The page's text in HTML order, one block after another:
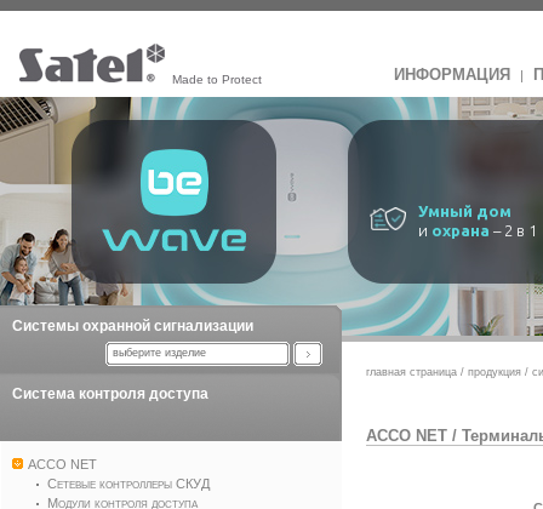
Made to Protect ИНФОРМАЦИЯ |
Умный дом
и охрана – 2 в 1
Системы охранной сигнализации
выберите изделие
Система контроля доступа
ACCO NET
Сетевые контроллеры СКУД
Модули контроля доступа
главная страница / продукция /
ACCO NET /